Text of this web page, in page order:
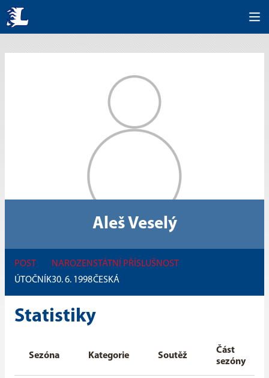
Aleš Veselý
POST
ÚTOČNÍK
NAROZEN
30. 6. 1998
STÁTNÍ PŘÍSLUŠNOST
ČESKÁ
Statistiky
Sezóna Kategorie Soutěž
Část
sezóny